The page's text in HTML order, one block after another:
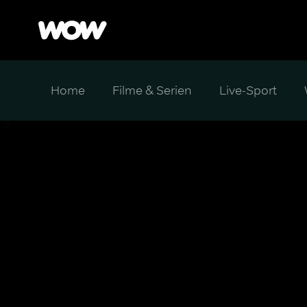
Home Filme & Serien Live-Sport